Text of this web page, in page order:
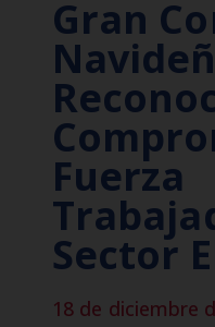
Gran
Fuerza
Sector
18 de diciembre